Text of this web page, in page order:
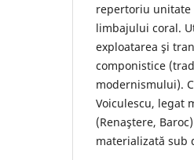
repertoriu unitate
limbajului coral.
exploatarea şi
componistice
modernismului).
Voiculescu, legat
(Renaştere,
materializată sub